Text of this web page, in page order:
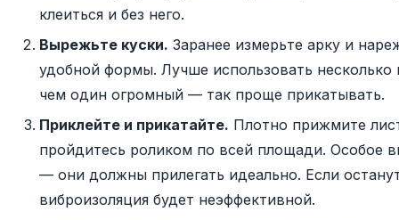
клеиться и без него.
Вырежьте куски. Заранее измерьте арку и
удобной формы. Лучше использовать
чем один огромный — так проще прикатывать.
Приклейте и прикатайте. Плотно прижмите
пройдитесь роликом по всей площади. Особое
— они должны прилегать идеально. Если
виброизоляция будет неэффективной.